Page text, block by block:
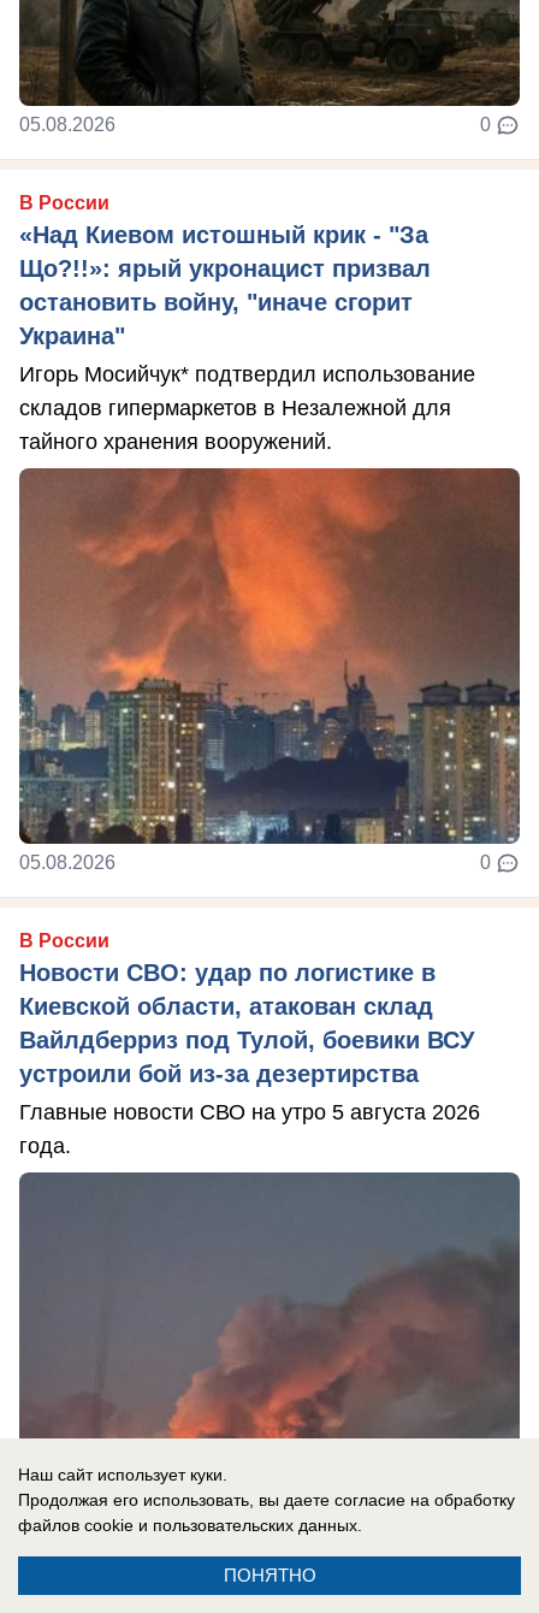
05.08.2026 0
В России
«Над Киевом истошный крик - "За
Що?!!»: ярый укронацист призвал
остановить войну, "иначе сгорит
Украина"
Игорь Мосийчук* подтвердил использование
складов гипермаркетов в Незалежной для
тайного хранения вооружений.
05.08.2026 0
В России
Новости СВО: удар по логистике в
Киевской области, атакован склад
Вайлдберриз под Тулой, боевики ВСУ
устроили бой из-за дезертирства
Главные новости СВО на утро 5 августа 2026
года.
Наш сайт использует куки.
Продолжая его использовать, вы даете согласие на обработку
файлов cookie и пользовательских данных.
ПОНЯТНО